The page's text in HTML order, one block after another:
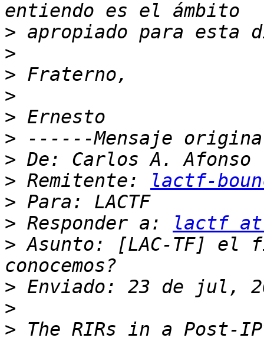
>
>
>
>
>
>
>
> Remitente:
lactf-
>
> Responder a:
lactf
> Asunto: [LAC-TF] el
>
>
> The RIRs in a Post-